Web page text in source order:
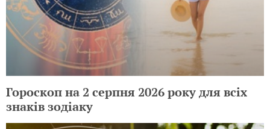
Гороскоп на 2 серпня 2026 року для всіх
знаків зодіаку